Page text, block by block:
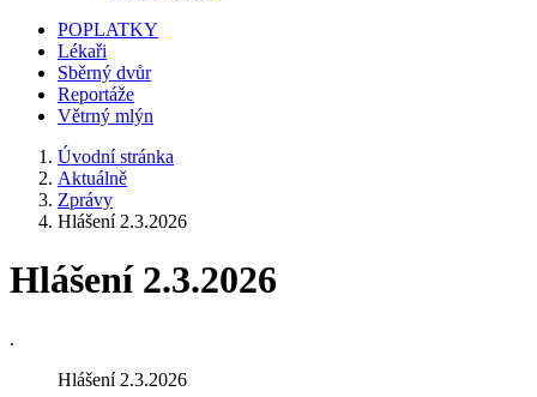
POPLATKY
Lékaři
Sběrný dvůr
Reportáže
Větrný mlýn
Úvodní stránka
Aktuálně
Zprávy
Hlášení 2.3.2026
Hlášení 2.3.2026
.
Hlášení 2.3.2026